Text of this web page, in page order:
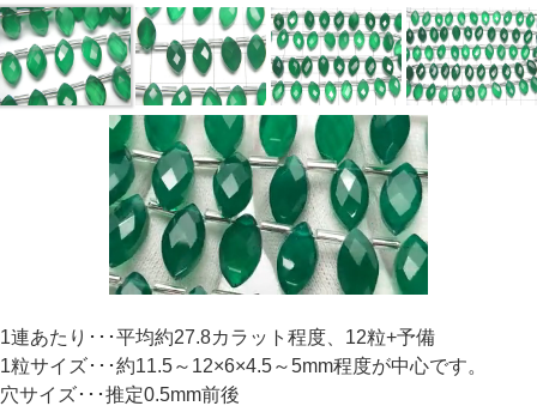
1連あたり･･･平均約27.8カラット程度、12粒+予備
1粒サイズ･･･約11.5～12×6×4.5～5mm程度が中心です。
穴サイズ･･･推定0.5mm前後